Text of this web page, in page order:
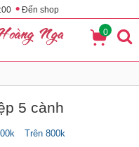
• Đến shop
0
5 cành
Trên 800k